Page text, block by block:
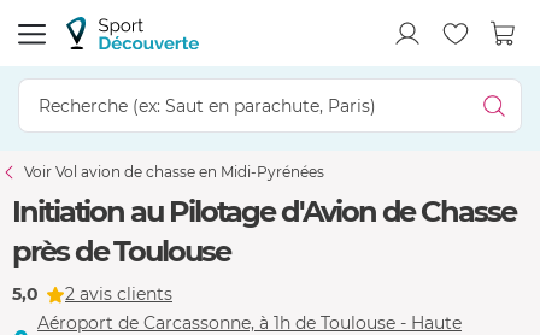
Voir Vol avion de chasse en Midi-Pyrénées
Initiation au Pilotage d'Avion de Chasse
près de Toulouse
5,0
2 avis clients
Aéroport de Carcassonne, à 1h de Toulouse - Haute